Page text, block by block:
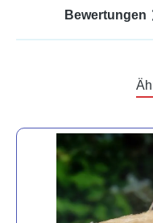
Bewertungen